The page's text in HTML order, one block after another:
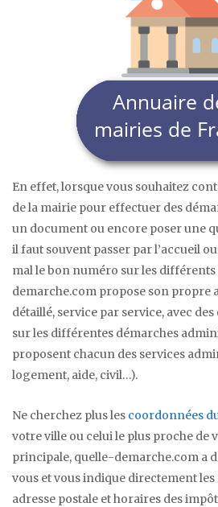
En effet, lorsque vous souhaitez
de la mairie pour effectuer des
un document ou encore poser une
il faut souvent passer par l’accueil
mal le bon numéro sur les
demarche.com propose son propre
détaillé, service par service, avec
sur les différentes démarches
proposent chacun des services
logement, aide, civil…).
Ne cherchez plus les coordonnées
votre ville ou celui le plus proche de
principale, quelle-demarche.com a
vous et vous indique directement
adresse postale et horaires des